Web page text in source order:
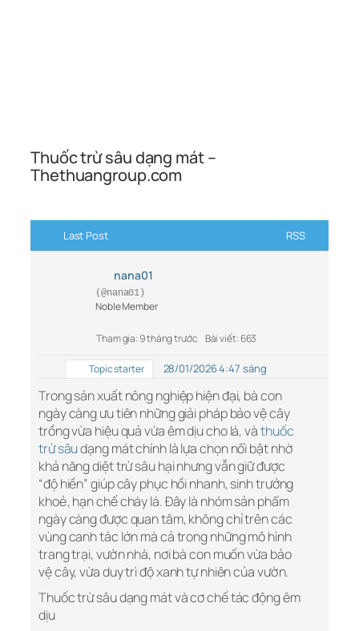
Thuốc trừ sâu dạng mát –
Thethuangroup.com
Last Post RSS
nana01
(@nana01)
Noble Member
Tham gia: 9 tháng trước Bài viết: 663
Topic starter 28/01/2026 4:47 sáng
Trong sản xuất nông nghiệp hiện đại, bà con
ngày càng ưu tiên những giải pháp bảo vệ cây
trồng vừa hiệu quả vừa êm dịu cho lá, vàthuốc
trừ sâudạng mát chính là lựa chọn nổi bật nhờ
khả năng diệt trừ sâu hại nhưng vẫn giữ được
“độ hiền” giúp cây phục hồi nhanh, sinh trưởng
khoẻ, hạn chế cháy lá. Đây là nhóm sản phẩm
ngày càng được quan tâm, không chỉ trên các
vùng canh tác lớn mà cả trong những mô hình
trang trại, vườn nhà, nơi bà con muốn vừa bảo
vệ cây, vừa duy trì độ xanh tự nhiên của vườn.
Thuốc trừ sâu dạng mát và cơ chế tác động êm
dịu